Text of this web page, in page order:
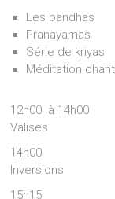
Les bandhas
Pranayamas
Série de kriyas
Méditation
12h00 à 14h00
Valises
14h00
Inversions
15h15 Le